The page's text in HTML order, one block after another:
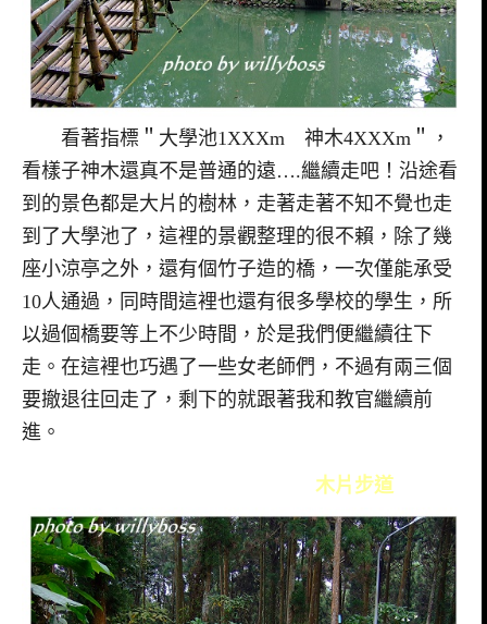
看著指標＂大學池1XXXm 神木4XXXm＂，
看樣子神木還真不是普通的遠….繼續走吧！沿途看
到的景色都是大片的樹林，走著走著不知不覺也走
到了大學池了，這裡的景觀整理的很不賴，除了幾
座小涼亭之外，還有個竹子造的橋，一次僅能承受
10人通過，同時間這裡也還有很多學校的學生，所
以過個橋要等上不少時間，於是我們便繼續往下
走。在這裡也巧遇了一些女老師們，不過有兩三個
要撤退往回走了，剩下的就跟著我和教官繼續前
進。
木片步道